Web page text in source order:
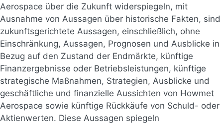
Aerospace über die Zukunft widerspiegeln, mit
Ausnahme von Aussagen über historische Fakten, sind
zukunftsgerichtete Aussagen, einschließlich, ohne
Einschränkung, Aussagen, Prognosen und Ausblicke in
Bezug auf den Zustand der Endmärkte, künftige
Finanzergebnisse oder Betriebsleistungen, künftige
strategische Maßnahmen, Strategien, Ausblicke und
geschäftliche und finanzielle Aussichten von Howmet
Aerospace sowie künftige Rückkäufe von Schuld- oder
Aktienwerten. Diese Aussagen spiegeln